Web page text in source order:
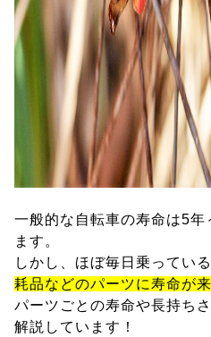
一般的な自転車の寿命は5
ます。
しかし、ほぼ毎日乗ってい
耗品などのパーツに寿命が来
パーツごとの寿命や長持ち
解説しています！